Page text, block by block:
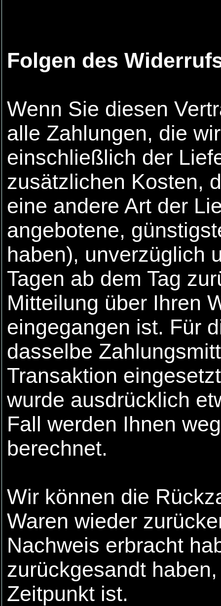
Folgen des
Wenn Sie diesen
alle Zahlungen, die
einschließlich der
zusätzlichen Kosten,
eine andere Art der
angebotene,
haben), unverzüglich
Tagen ab dem Tag
Mitteilung über Ihren
eingegangen ist. Für
dasselbe
Transaktion
wurde ausdrücklich
Fall werden Ihnen
berechnet.
Wir können die
Waren wieder
Nachweis erbracht
zurückgesandt
Zeitpunkt ist.